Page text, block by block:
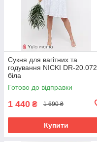
Сукня для вагітних та
годування NICKI DR-20.072
біла
Готово до відправки
1 440 ₴ 1 690 ₴
Купити